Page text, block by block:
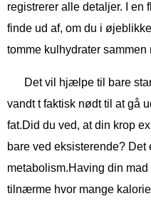
registrerer alle detaljer. I
finde ud af, om du i
tomme kulhydrater sammen
Det vil hjælpe til bare
vandt t faktisk nødt til at gå
fat.Did du ved, at din krop
bare ved eksisterende? Det
metabolism.Having din
tilnærme hvor mange